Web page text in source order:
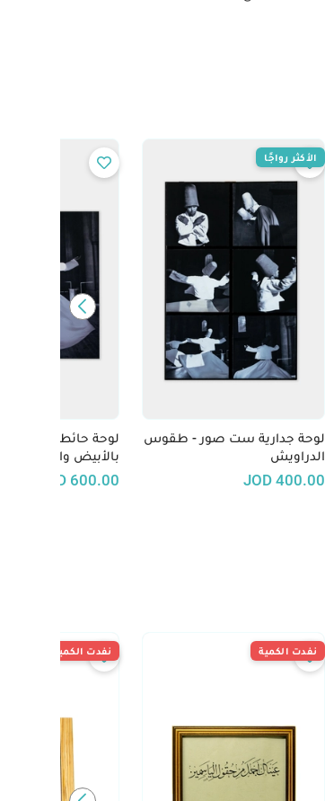
لوحة جدارية ست صور - طقوس
الدراويش
400.00
JOD
الأكثر رواجًا
لوحة حائط - رسمة
بالأبيض والأسود
600.00
JOD
نفدت الكمية نفدت الكمية